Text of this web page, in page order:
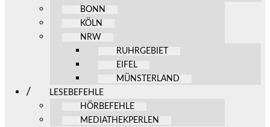
BONN
KÖLN
NRW
RUHRGEBIET
EIFEL
MÜNSTERLAND
LESEBEFEHLE
HÖRBEFEHLE
MEDIATHEKPERLEN